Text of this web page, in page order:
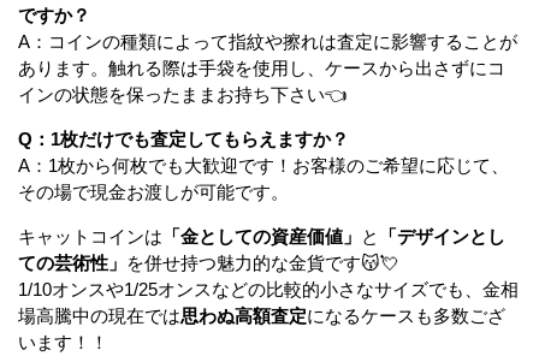
ですか？
A：コインの種類によって指紋や擦れは査定に影響することが
あります。触れる際は手袋を使用し、ケースから出さずにコ
インの状態を保ったままお持ち下さい👈
Q：1枚だけでも査定してもらえますか？
A：1枚から何枚でも大歓迎です！お客様のご希望に応じて、
その場で現金お渡しが可能です。
キャットコインは 「金としての資産価値」 と
「デザインとし
ての芸術性」 を併せ持つ魅力的な金貨です😽💘
1/10オンスや1/25オンスなどの比較的小さなサイズでも、金相
場高騰中の現在では思わぬ高額査定になるケースも多数ござ
います！！